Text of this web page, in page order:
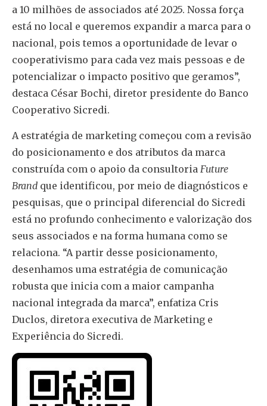
a 10 milhões de associados até 2025. Nossa força
está no local e queremos expandir a marca para o
nacional, pois temos a oportunidade de levar o
cooperativismo para cada vez mais pessoas e de
potencializar o impacto positivo que geramos”,
destaca César Bochi, diretor presidente do Banco
Cooperativo Sicredi.
A estratégia de marketing começou com a revisão
do posicionamento e dos atributos da marca
construída com o apoio da consultoria Future
Brand que identificou, por meio de diagnósticos e
pesquisas, que o principal diferencial do Sicredi
está no profundo conhecimento e valorização dos
seus associados e na forma humana como se
relaciona. “A partir desse posicionamento,
desenhamos uma estratégia de comunicação
robusta que inicia com a maior campanha
nacional integrada da marca”, enfatiza Cris
Duclos, diretora executiva de Marketing e
Experiência do Sicredi.